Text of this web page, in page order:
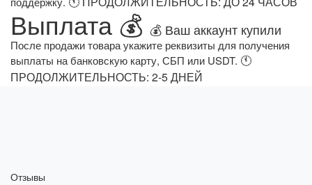
Выплата 💰 💰 Ваш аккаунт купили
После продажи товара укажите реквизиты для получения
выплаты на банковскую карту, СБП или USDT. 🕚
ПРОДОЛЖИТЕЛЬНОСТЬ: 2-5 ДНЕЙ
Отзывы